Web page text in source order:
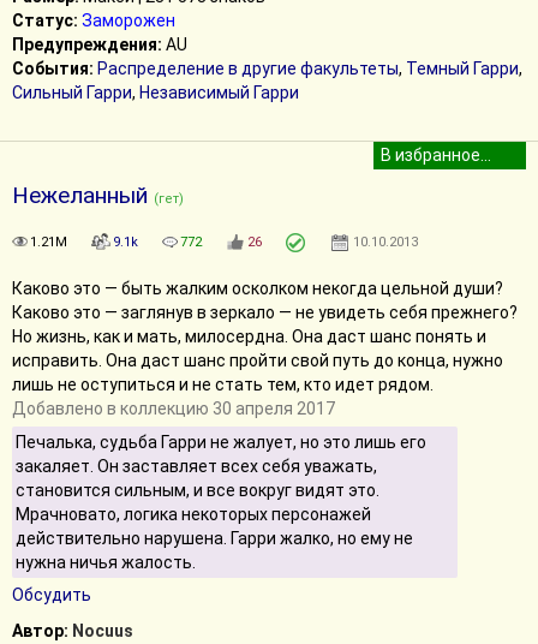
Статус: Заморожен
Предупреждения: AU
События: Распределение в другие факультеты, Темный Гарри,
Сильный Гарри, Независимый Гарри
Нежеланный (гет)
1.21M 9.1k 772 26 10.10.2013
Каково это — быть жалким осколком некогда цельной души?
Каково это — заглянув в зеркало — не увидеть себя прежнего?
Но жизнь, как и мать, милосердна. Она даст шанс понять и
исправить. Она даст шанс пройти свой путь до конца, нужно
лишь не оступиться и не стать тем, кто идет рядом.
Добавлено в коллекцию 30 апреля 2017
Печалька, судьба Гарри не жалует, но это лишь его
закаляет. Он заставляет всех себя уважать,
становится сильным, и все вокруг видят это.
Мрачновато, логика некоторых персонажей
действительно нарушена. Гарри жалко, но ему не
нужна ничья жалость.
Обсудить
Автор: Nocuus